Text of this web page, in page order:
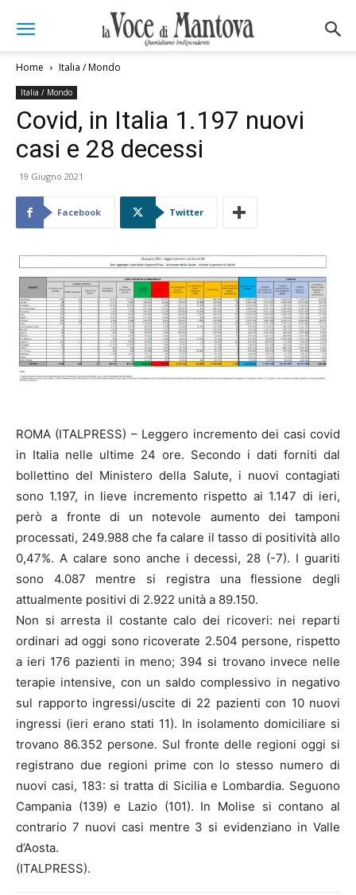
Home Italia / Mondo
Italia / Mondo
Covid, in Italia 1.197 nuovi
casi e 28 decessi
19 Giugno 2021
Facebook Twitter
ROMA (ITALPRESS) – Leggero incremento dei casi covid
in Italia nelle ultime 24 ore. Secondo i dati forniti dal
bollettino del Ministero della Salute, i nuovi contagiati
sono 1.197, in lieve incremento rispetto ai 1.147 di ieri,
però a fronte di un notevole aumento dei tamponi
processati, 249.988 che fa calare il tasso di positività allo
0,47%. A calare sono anche i decessi, 28 (-7). I guariti
sono 4.087 mentre si registra una flessione degli
attualmente positivi di 2.922 unità a 89.150.
Non si arresta il costante calo dei ricoveri: nei reparti
ordinari ad oggi sono ricoverate 2.504 persone, rispetto
a ieri 176 pazienti in meno; 394 si trovano invece nelle
terapie intensive, con un saldo complessivo in negativo
sul rapporto ingressi/uscite di 22 pazienti con 10 nuovi
ingressi (ieri erano stati 11). In isolamento domiciliare si
trovano 86.352 persone. Sul fronte delle regioni oggi si
registrano due regioni prime con lo stesso numero di
nuovi casi, 183: si tratta di Sicilia e Lombardia. Seguono
Campania (139) e Lazio (101). In Molise si contano al
contrario 7 nuovi casi mentre 3 si evidenziano in Valle
d’Aosta.
(ITALPRESS).